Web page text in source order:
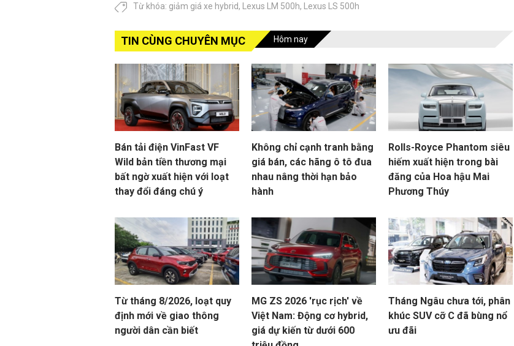
Từ khóa: giảm giá xe hybrid, Lexus LM 500h, Lexus LS 500h
TIN CÙNG CHUYÊN MỤC Hôm nay
Bán tải điện VinFast VF
Wild bản tiền thương mại
bất ngờ xuất hiện với loạt
thay đổi đáng chú ý
Không chỉ cạnh tranh bằng
giá bán, các hãng ô tô đua
nhau nâng thời hạn bảo
hành
Rolls-Royce Phantom siêu
hiếm xuất hiện trong bài
đăng của Hoa hậu Mai
Phương Thúy
Từ tháng 8/2026, loạt quy
định mới về giao thông
người dân cần biết
MG ZS 2026 'rục rịch' về
Việt Nam: Động cơ hybrid,
giá dự kiến từ dưới 600
Tháng Ngâu chưa tới, phân
khúc SUV cỡ C đã bùng nổ
ưu đãi